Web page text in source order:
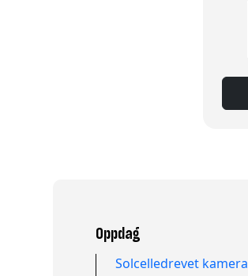
Oppdag
Solcelledrevet kamera